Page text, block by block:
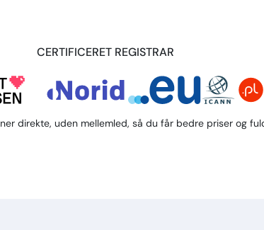
CERTIFICERET REGISTRAR
direkte, uden mellemled, så du får bedre priser og